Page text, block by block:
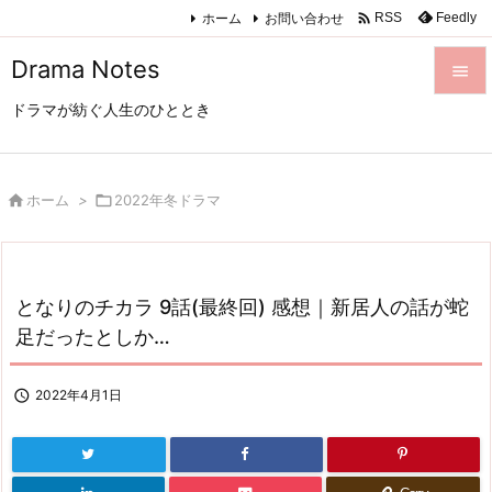
Drama Notes
ドラマが紡ぐ人生のひととき

次へ
検索
ホーム お問い合わせ  RSS Feedly
 ホーム > 2022年冬ドラマ
となりのチカラ 9話(最終回) 感想｜新居人の話が蛇
足だったとしか…
 2022年4月1日